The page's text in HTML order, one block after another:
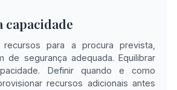
capacidade
recursos para a procura prevista,
de segurança adequada. Equilibrar
Definir quando e como
recursos adicionais antes